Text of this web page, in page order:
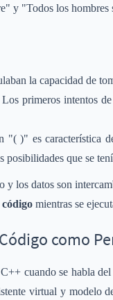
y "Todos los hombres
la capacidad de
Los primeros intentos
"( )" es característica
que se
y los datos son
mientras se
como
cuando se habla
virtual y modelo